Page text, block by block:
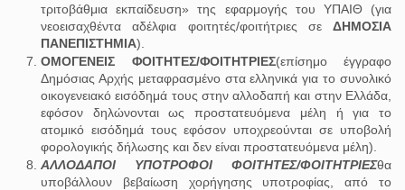
τριτοβάθμια εκπαίδευση» της εφαρμογής του ΥΠΑΙΘ (για
νεοεισαχθέντα αδέλφια φοιτητές/φοιτήτριες σε ΔΗΜΟΣΙΑ
ΠΑΝΕΠΙΣΤΗΜΙΑ).
ΟΜΟΓΕΝΕΙΣ ΦΟΙΤΗΤΕΣ/ΦΟΙΤΗΤΡΙΕΣ(επίσημο έγγραφο
Δημόσιας Αρχής μεταφρασμένο στα ελληνικά για το συνολικό
οικογενειακό εισόδημά τους στην αλλοδαπή και στην Ελλάδα,
εφόσον δηλώνονται ως προστατευόμενα μέλη ή για το
ατομικό εισόδημά τους εφόσον υποχρεούνται σε υποβολή
φορολογικής δήλωσης και δεν είναι προστατευόμενα μέλη).
ΑΛΛΟΔΑΠΟΙ ΥΠΟΤΡΟΦΟΙ ΦΟΙΤΗΤΕΣ/ΦΟΙΤΗΤΡΙΕΣθα
υποβάλλουν βεβαίωση χορήγησης υποτροφίας, από το